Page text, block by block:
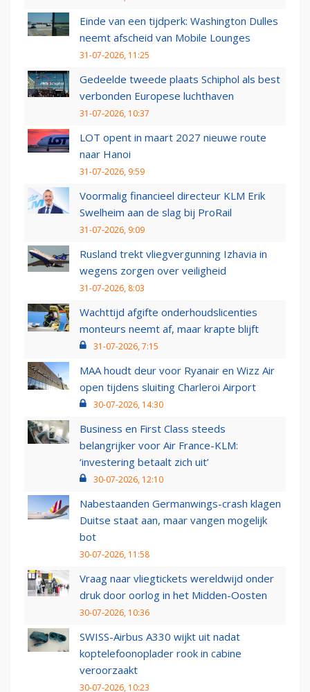
Einde van een tijdperk: Washington Dulles
neemt afscheid van Mobile Lounges
31-07-2026, 11:25
Gedeelde tweede plaats Schiphol als best
verbonden Europese luchthaven
31-07-2026, 10:37
LOT opent in maart 2027 nieuwe route
naar Hanoi
31-07-2026, 9:59
Voormalig financieel directeur KLM Erik
Swelheim aan de slag bij ProRail
31-07-2026, 9:09
Rusland trekt vliegvergunning Izhavia in
wegens zorgen over veiligheid
31-07-2026, 8:03
Wachttijd afgifte onderhoudslicenties
monteurs neemt af, maar krapte blijft
31-07-2026, 7:15
MAA houdt deur voor Ryanair en Wizz Air
open tijdens sluiting Charleroi Airport
30-07-2026, 14:30
Business en First Class steeds
belangrijker voor Air France-KLM:
‘investering betaalt zich uit’
30-07-2026, 12:10
Nabestaanden Germanwings-crash klagen
Duitse staat aan, maar vangen mogelijk
bot
30-07-2026, 11:58
Vraag naar vliegtickets wereldwijd onder
druk door oorlog in het Midden-Oosten
30-07-2026, 10:36
SWISS-Airbus A330 wijkt uit nadat
koptelefoonoplader rook in cabine
veroorzaakt
30-07-2026, 10:23